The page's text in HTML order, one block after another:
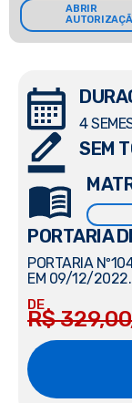
ABRIR
4
SEM
PORTARIA
PORTARIA
EM 09/12/2022.
DE
R$